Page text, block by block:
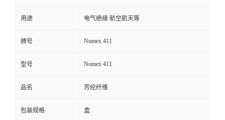
用途 电气绝缘 航空航天等
牌号 Nomex 411
型号 Nomex 411
品名 芳纶纤维
包装规格 盒